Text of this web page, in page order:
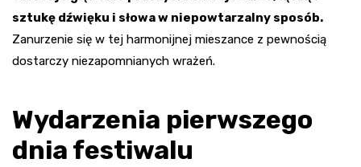
sztukę dźwięku i słowa w niepowtarzalny sposób.
Zanurzenie się w tej harmonijnej mieszance z pewnością
dostarczy niezapomnianych wrażeń.
Wydarzenia pierwszego
dnia festiwalu